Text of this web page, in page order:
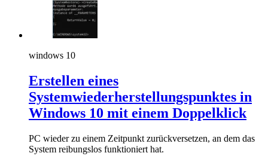
windows 10
Erstellen eines
Systemwiederherstellungspunktes in
Windows 10 mit einem Doppelklick
PC wieder zu einem Zeitpunkt zurückversetzen, an dem das
System reibungslos funktioniert hat.